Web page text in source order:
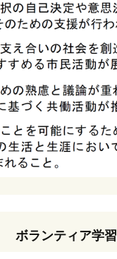
ボランティア学習